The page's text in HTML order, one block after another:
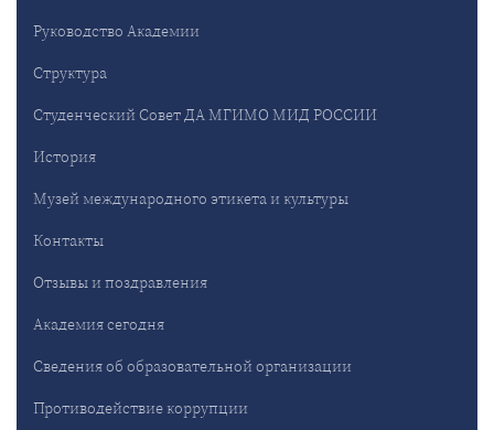
Руководство Академии
Структура
Студенческий Совет ДА МГИМО МИД РОССИИ
История
Музей международного этикета и культуры
Контакты
Отзывы и поздравления
Академия сегодня
Сведения об образовательной организации
Противодействие коррупции